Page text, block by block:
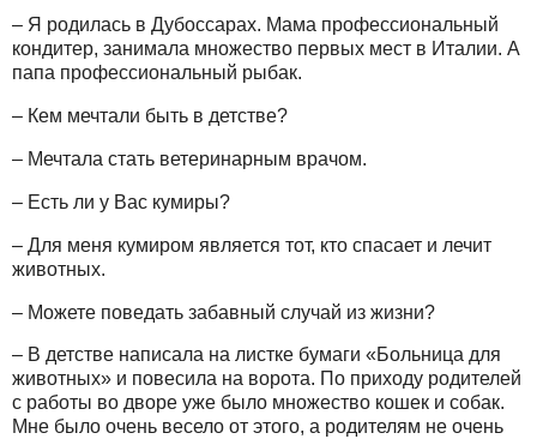
– Я родилась в Дубоссарах. Мама профессиональный
кондитер, занимала множество первых мест в Италии. А
папа профессиональный рыбак.
– Кем мечтали быть в детстве?
– Мечтала стать ветеринарным врачом.
– Есть ли у Вас кумиры?
– Для меня кумиром является тот, кто спасает и лечит
животных.
– Можете поведать забавный случай из жизни?
– В детстве написала на листке бумаги «Больница для
животных» и повесила на ворота. По приходу родителей
с работы во дворе уже было множество кошек и собак.
Мне было очень весело от этого, а родителям не очень